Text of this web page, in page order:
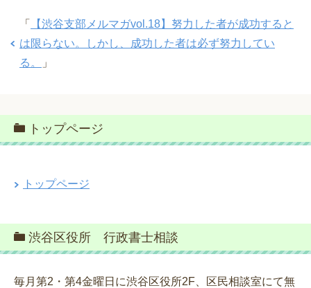
「
【渋谷支部メルマガvol.18】努力した者が成功すると
は限らない。しかし、成功した者は必ず努力してい
る。
」
トップページ
トップページ
渋谷区役所 行政書士相談
毎月第2・第4金曜日に渋谷区役所2F、区民相談室にて無